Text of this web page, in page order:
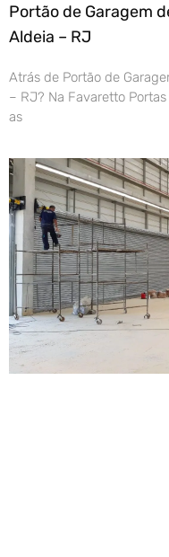
Portão de Garagem
Aldeia – RJ
Atrás de Portão de
– RJ? Na Favaretto
as